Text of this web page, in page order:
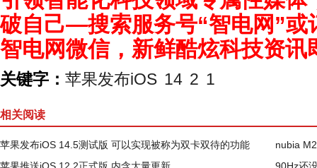
破自己—搜索服务号“智电网”或
智电网微信，新鲜酷炫科技资讯
关键字： 苹果发布iOS 14 2 1
相关阅读
苹果发布iOS 14.5测试版 可以实现被称为双卡双待的功能
nubia